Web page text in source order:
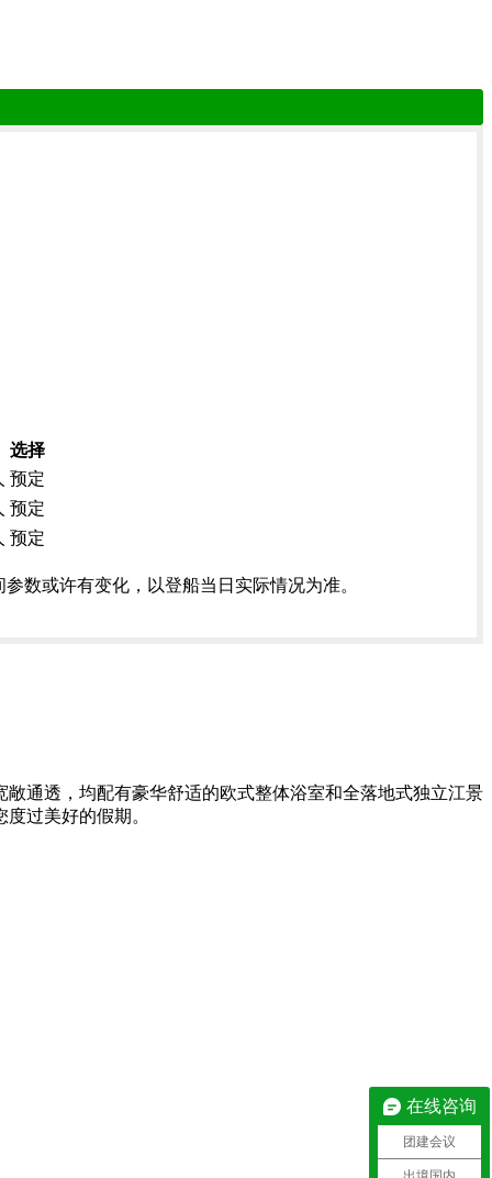
选择
预定
预定
预定
数或许有变化，以登船当日实际情况为准。
通透，均配有豪华舒适的欧式整体浴室和全落地式独立江景
过美好的假期。
在线咨询
团建会议